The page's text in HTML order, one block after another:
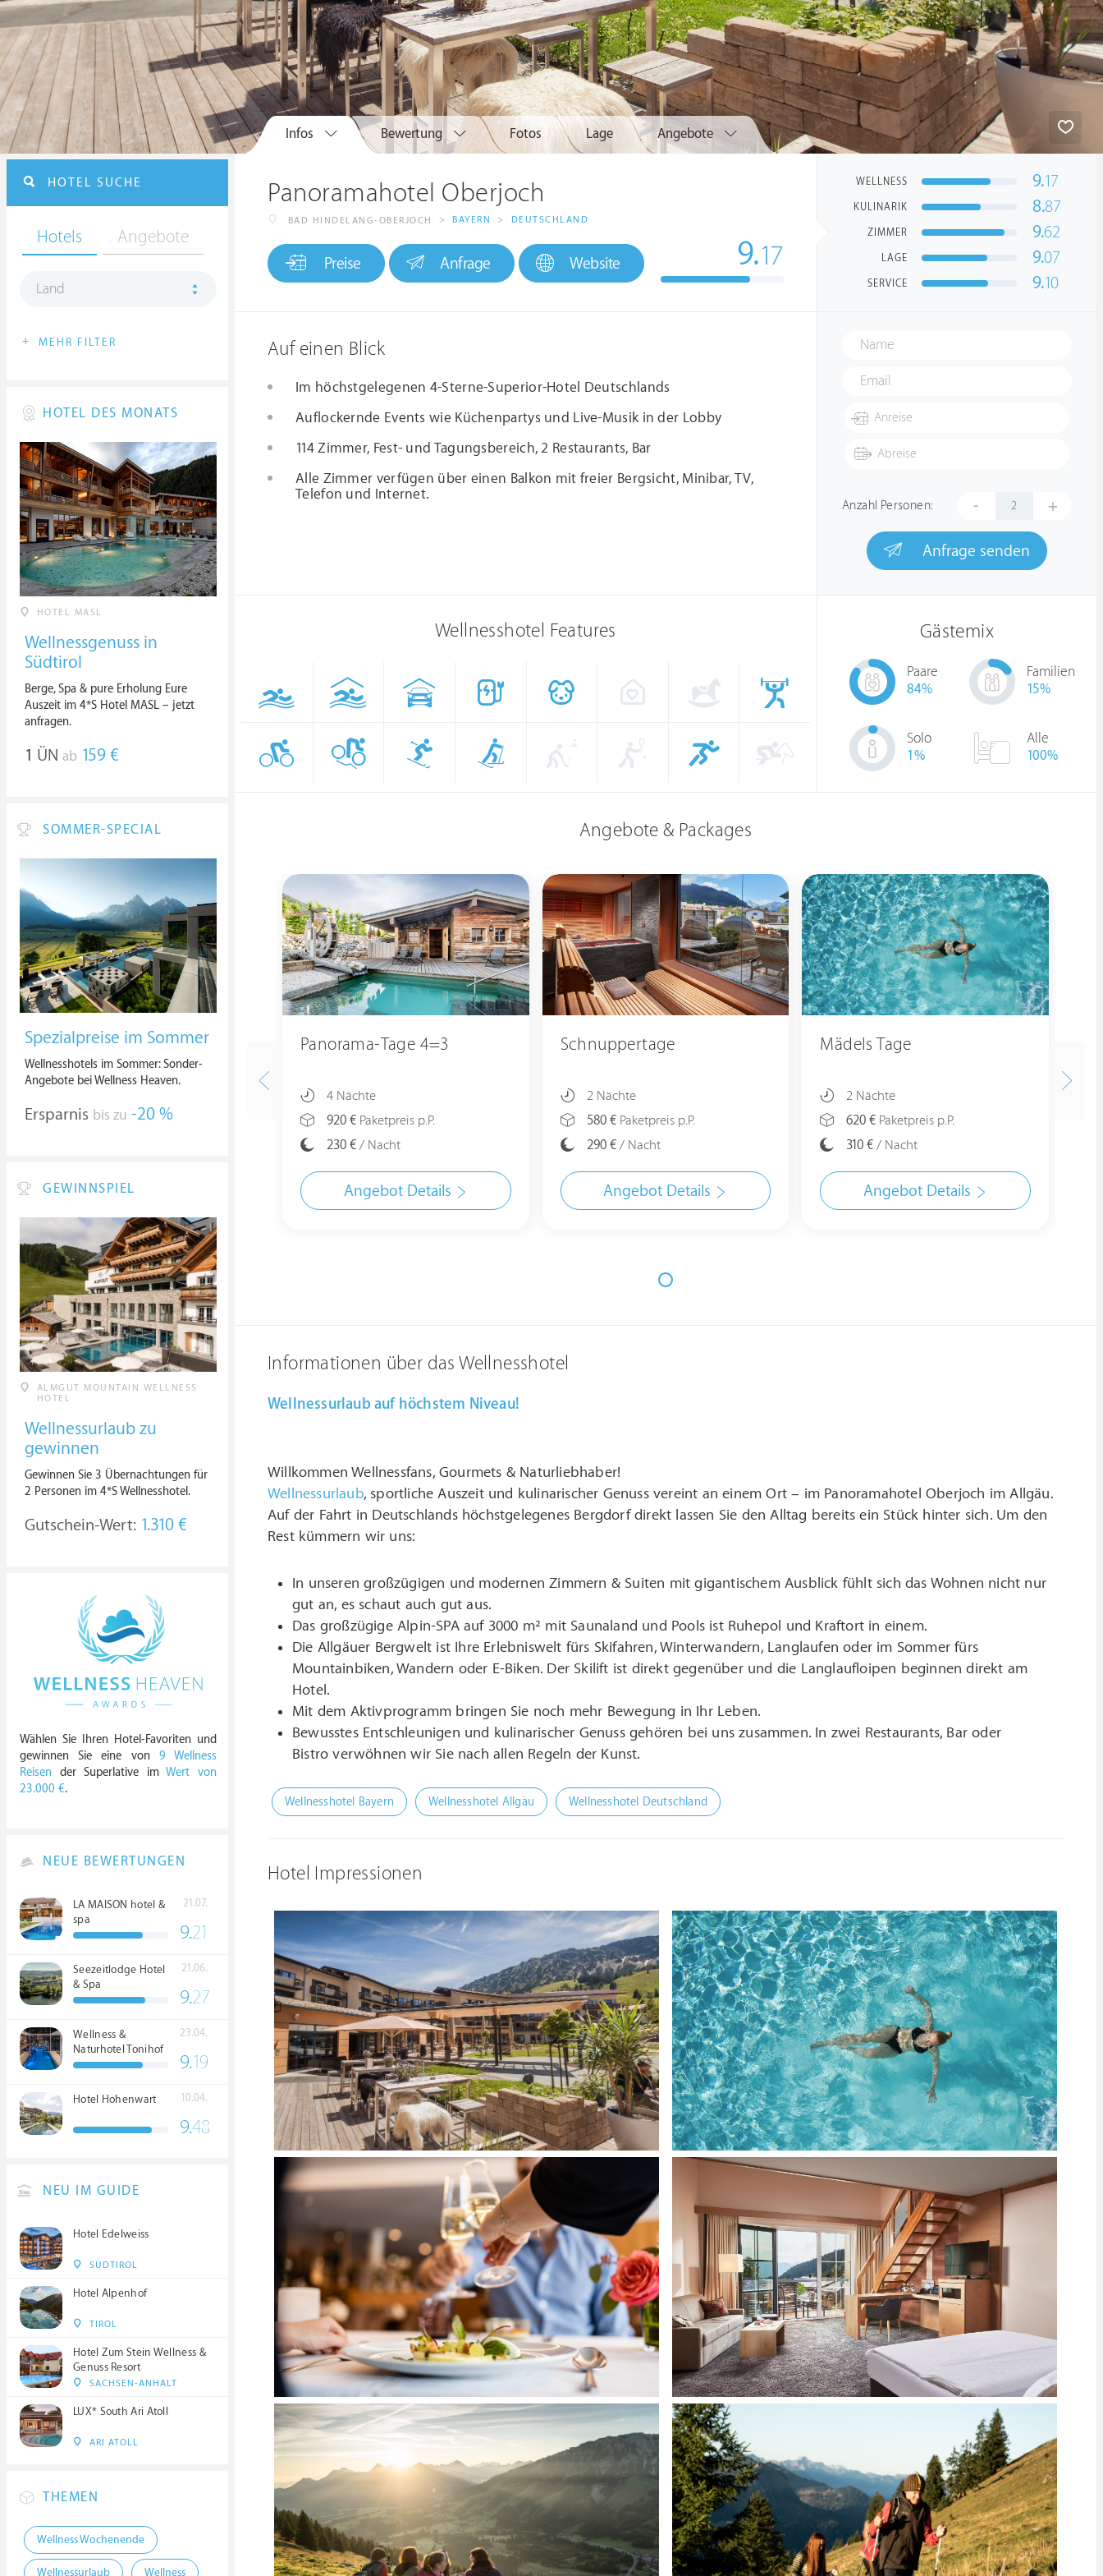
Infos Bewertung Fotos Lage Angebote
Panoramahotel Oberjoch
BAD HINDELANG-OBERJOCH > BAYERN > DEUTSCHLAND
Preise Anfrage Website 9.17
WELLNESS 9.17
KULINARIK 8.87
ZIMMER 9.62
LAGE 9.07
SERVICE 9.10
Auf einen Blick
Im höchstgelegenen 4-Sterne-Superior-Hotel Deutschlands
Auflockernde Events wie Küchenpartys und Live-Musik in der Lobby
114 Zimmer, Fest- und Tagungsbereich, 2 Restaurants, Bar
Alle Zimmer verfügen über einen Balkon mit freier Bergsicht, Minibar, TV,
Telefon und Internet.
Anzahl Personen: - +
Anfrage senden
Wellnesshotel Features Gästemix
Paare
84%
Familien
15%
Solo
1%
Alle
100%
Angebote & Packages
Panorama-Tage 4=3
4 Nächte
920 € Paketpreis p.P.
230 € / Nacht
Angebot Details
Schnuppertage
2 Nächte
580 €Paketpreis p.P.
290 €/ Nacht
Angebot Details
Mädels Tage
2 Nächte
620 € Paketpreis p.P.
310 € / Nacht
Angebot Details
Informationen über das Wellnesshotel
Wellnessurlaub auf höchstem Niveau!
Willkommen Wellnessfans, Gourmets & Naturliebhaber!
Wellnessurlaub, sportliche Auszeit und kulinarischer Genuss vereint an einem Ort – im Panoramahotel Oberjoch im Allgäu.
Auf der Fahrt in Deutschlands höchstgelegenes Bergdorf direkt lassen Sie den Alltag bereits ein Stück hinter sich. Um den
Rest kümmern wir uns:
In unseren großzügigen und modernen Zimmern & Suiten mit gigantischem Ausblick fühlt sich das Wohnen nicht nur
gut an, es schaut auch gut aus.
Das großzügige Alpin-SPA auf 3000 m² mit Saunaland und Pools ist Ruhepol und Kraftort in einem.
Die Allgäuer Bergwelt ist Ihre Erlebniswelt fürs Skifahren, Winterwandern, Langlaufen oder im Sommer fürs
Mountainbiken, Wandern oder E-Biken. Der Skilift ist direkt gegenüber und die Langlaufloipen beginnen direkt am
Hotel.
Mit dem Aktivprogramm bringen Sie noch mehr Bewegung in Ihr Leben.
Bewusstes Entschleunigen und kulinarischer Genuss gehören bei uns zusammen. In zwei Restaurants, Bar oder
Bistro verwöhnen wir Sie nach allen Regeln der Kunst.
Wellnesshotel Bayern Wellnesshotel Allgäu Wellnesshotel Deutschland
Hotel Impressionen
HOTEL SUCHE
Hotels Angebote
Land
+ MEHR FILTER
HOTEL DES MONATS
HOTEL MASL
Wellnessgenuss in
Südtirol
Berge, Spa & pure Erholung Eure
Auszeit im 4*S Hotel MASL – jetzt
anfragen.
1 ÜN ab 159 €
SOMMER-SPECIAL
Spezialpreise im Sommer
Wellnesshotels im Sommer: Sonder-
Angebote bei Wellness Heaven.
Ersparnis bis zu -20 %
GEWINNSPIEL
ALMGUT MOUNTAIN WELLNESS
HOTEL
Wellnessurlaub zu
gewinnen
Gewinnen Sie 3 Übernachtungen für
2 Personen im 4*S Wellnesshotel.
Gutschein-Wert: 1.310 €
Wählen Sie Ihren Hotel-Favoriten und
gewinnen Sie eine von 9 Wellness
Reisen der Superlative imWert von
23.000 €.
NEUE BEWERTUNGEN
LA MAISON hotel &
spa
21.07.
9.21
Seezeitlodge Hotel
& Spa
21.06.
9.27
Wellness &
Naturhotel Tonihof
****S
23.04.
9.19
Hotel Hohenwart 10.04.
9.48
NEU IM GUIDE
Hotel Edelweiss
SÜDTIROL
Hotel Alpenhof
TIROL
Hotel Zum Stein Wellness &
Genuss Resort
SACHSEN-ANHALT
LUX* South Ari Atoll
ARI ATOLL
THEMEN
Wellness Wochenende
Wellnessurlaub Wellness